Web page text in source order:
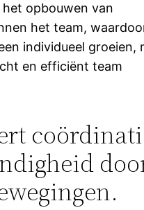
opbouwen van
het team,
individueel groeien,
en efficiënt team